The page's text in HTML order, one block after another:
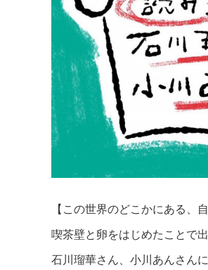
【この世界のどこかにある、
喫茶壁と卵をはじめたことで
石川瑠華さん、小川あんさんに